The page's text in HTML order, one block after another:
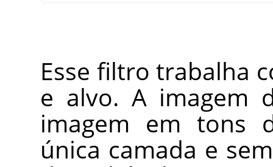
Esse filtro trabalha
e alvo. A imagem
imagem em tons
única camada e